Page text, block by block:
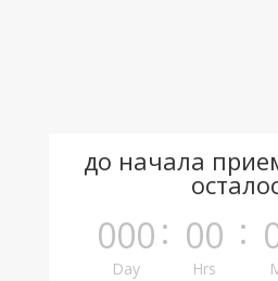
до начала
000
Day
: 00
Hrs
: